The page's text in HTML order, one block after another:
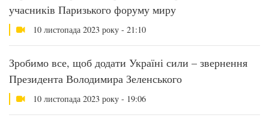
учасників Паризького форуму миру
10 листопада 2023 року - 21:10
Зробимо все, щоб додати Україні сили – звернення
Президента Володимира Зеленського
10 листопада 2023 року - 19:06